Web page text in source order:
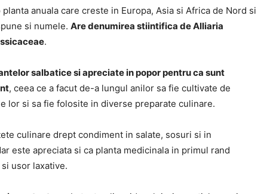
anuala care creste in Europa, Asia si Africa de Nord si
si numele. Are denumirea stiintifica de Alliaria
.
salbatice si apreciate in popor pentru ca sunt
, ceea ce a facut de-a lungul anilor sa fie cultivate de
lor si sa fie folosite in diverse preparate culinare.
culinare drept condiment in salate, sosuri si in
este apreciata si ca planta medicinala in primul rand
usor laxative.